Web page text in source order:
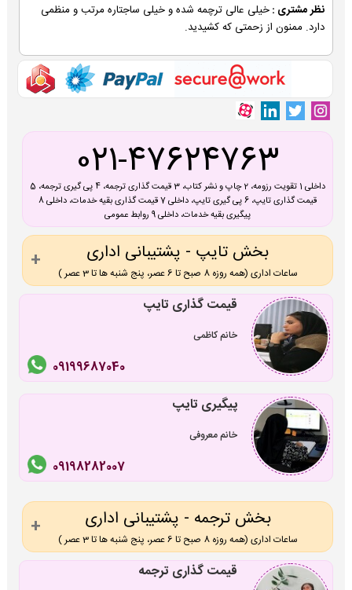
نظر مشتری :خیلی عالی ترچمه شده و خیلی ساجتاره مرتب و منظمی
دارد. ممنون از زحمتی که کشیدید.
021-47624763
داخلی 1 تقویت رزومه، 2 چاپ و نشر کتاب، 3 قیمت گذاری ترجمه، 4 پی گیری ترجمه، 5
قیمت گذاری تایپ، 6 پی گیری تایپ، داخلی 7 قیمت گذاری بقیه خدمات، داخلی 8
پیگیری بقیه خدمات، داخلی 9 روابط عمومی
بخش تایپ - پشتیبانی اداری
ساعات اداری (همه روزه 8 صبح تا 6 عصر، پنج شنبه ها تا 3 عصر )
قیمت گذاری تایپ
خانم کاظمی
09199687040
پیگیری تایپ
خانم معروفی
09198282007
بخش ترجمه - پشتیبانی اداری
ساعات اداری (همه روزه 8 صبح تا 6 عصر، پنج شنبه ها تا 3 عصر )
قیمت گذاری ترجمه